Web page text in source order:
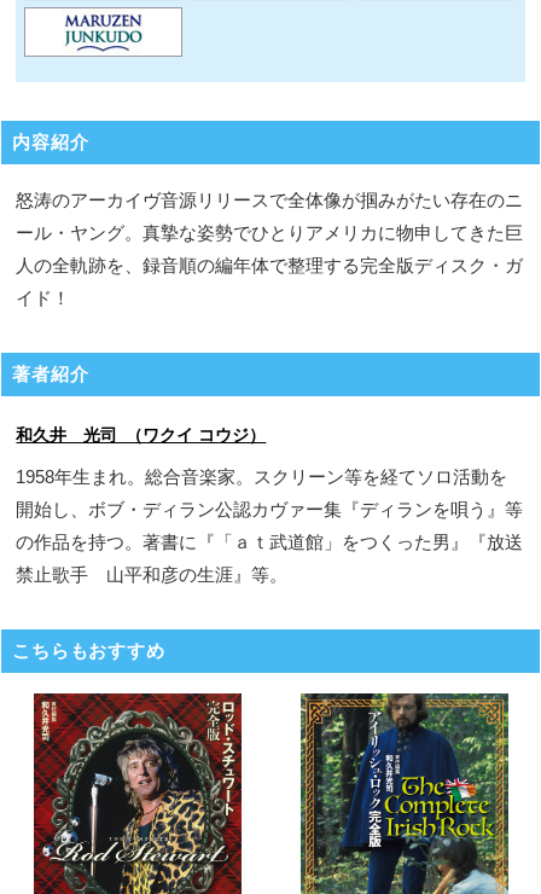
内容紹介
怒涛のアーカイヴ音源リリースで全体像が掴みがたい存在のニ
ール・ヤング。真摯な姿勢でひとりアメリカに物申してきた巨
人の全軌跡を、録音順の編年体で整理する完全版ディスク・ガ
イド！
著者紹介
和久井 光司 （ワクイ コウジ）
1958年生まれ。総合音楽家。スクリーン等を経てソロ活動を
開始し、ボブ・ディラン公認カヴァー集『ディランを唄う』等
の作品を持つ。著書に『「ａｔ武道館」をつくった男』『放送
禁止歌手 山平和彦の生涯』等。
こちらもおすすめ